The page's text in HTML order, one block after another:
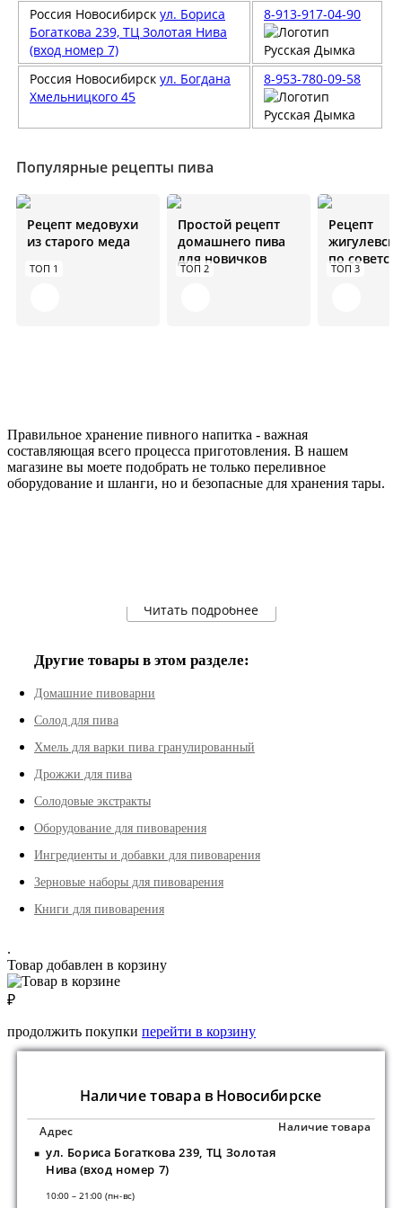
Россия Новосибирск ул. Бориса
Богаткова 239, ТЦ Золотая Нива
(вход номер 7)
8-913-917-04-90
Россия Новосибирск ул. Богдана
Хмельницкого 45
8-953-780-09-58
Популярные рецепты пива
ТОП 1
Рецепт медовухи
из старого меда
ТОП 2
Простой рецепт
домашнего пива
для новичков
ТОП 3
Рецепт
по
стандартам
Правильное хранение пивного напитка - важная
составляющая всего процесса приготовления. В нашем
магазине вы моете подобрать не только переливное
оборудование и шланги, но и безопасные для хранения тары.
Читать подробнее
Другие товары в этом разделе:
Домашние пивоварни
Солод для пива
Хмель для варки пива гранулированный
Дрожжи для пива
Солодовые экстракты
Оборудование для пивоварения
Ингредиенты и добавки для пивоварения
Зерновые наборы для пивоварения
Книги для пивоварения
.
Товар добавлен в корзину
₽
продолжить покупки перейти в корзину
Наличие товара в Новосибирске
Адрес Наличие товара
ул. Бориса Богаткова 239, ТЦ Золотая
Нива (вход номер 7)
10:00 – 21:00 (пн-вс)